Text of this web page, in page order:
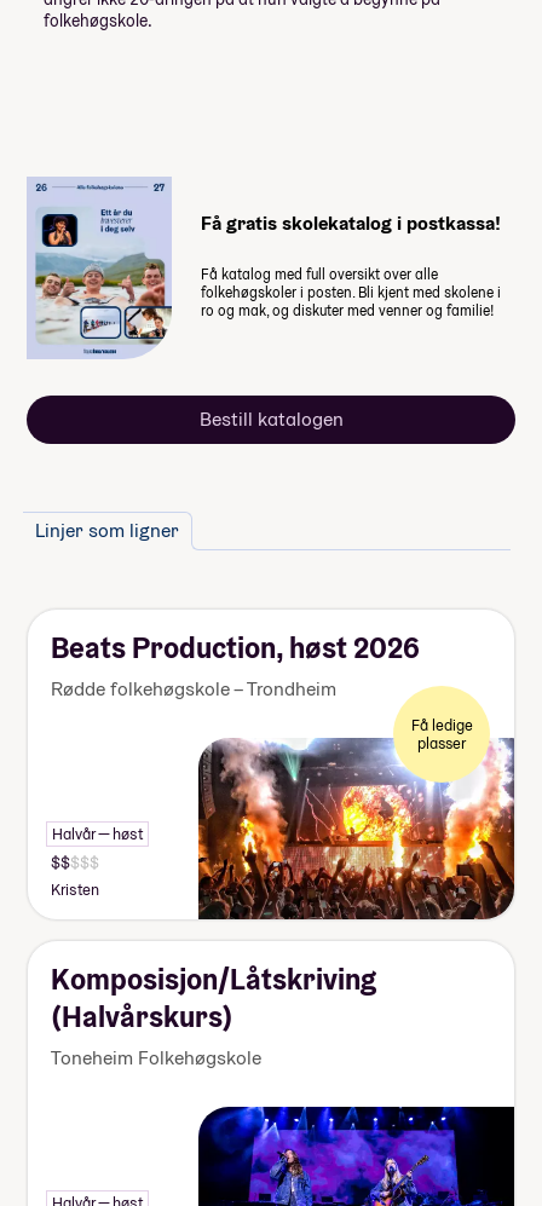
skolen.
folkehøgskole.
Få gratis skolekatalog i postkassa!
Få katalog med full oversikt over alle
folkehøgskoler i posten. Bli kjent med skolene i
ro og mak, og diskuter med venner og familie!
Bestill katalogen
Linjer som ligner
Beats Production, høst 2026
Rødde folkehøgskole – Trondheim
Få ledige
plasser
Halvår — høst
Kristen
Komposisjon/Låtskriving
(Halvårskurs)
Toneheim Folkehøgskole